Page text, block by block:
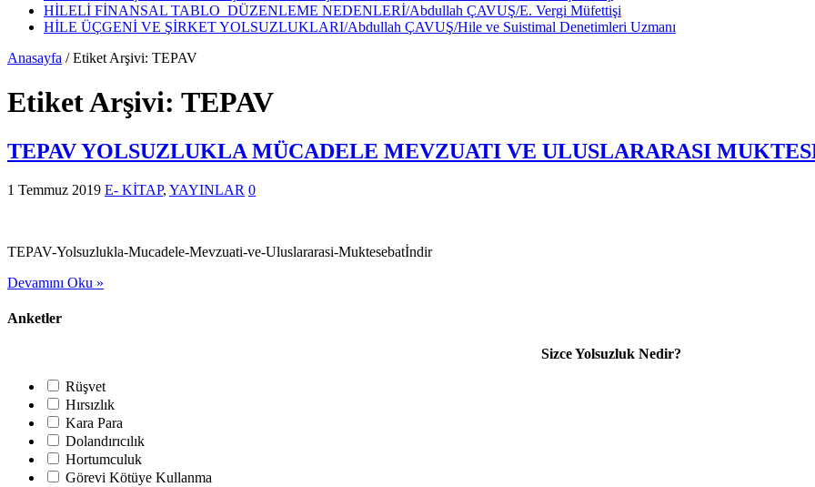
HİLELİ FİNANSAL TABLO DÜZENLEME NEDENLERİ/Abdullah ÇAVUŞ/E. Vergi Müfettişi
HİLE ÜÇGENİ VE ŞİRKET YOLSUZLUKLARI/Abdullah ÇAVUŞ/Hile ve Suistimal Denetimleri Uzmanı
Anasayfa / Etiket Arşivi: TEPAV
Etiket Arşivi: TEPAV
TEPAV YOLSUZLUKLA MÜCADELE MEVZUATI VE ULUSLARARASI
1 Temmuz 2019 E- KİTAP, YAYINLAR 0
TEPAV-Yolsuzlukla-Mucadele-Mevzuati-ve-Uluslararasi-Muktesebatİndir
Devamını Oku »
Anketler
Sizce Yolsuzluk Nedir?
Rüşvet
Hırsızlık
Kara Para
Dolandırıcılık
Hortumculuk
Görevi Kötüye Kullanma